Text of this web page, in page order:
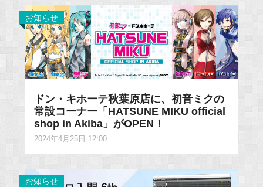
お知らせ
ドン・キホーテ秋葉原店に、初音ミクの
常設コーナー「HATSUNE MIKU official
shop in Akiba」がOPEN！
2024年4月25日 12:00
お知らせ